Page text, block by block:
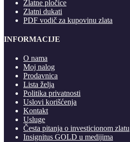
Zlatne pločice
Zlatni dukati
PDF vodič za kupovinu zlata
INFORMACIJE
O nama
Moj nalog
Prodavnica
Lista želja
Politika privatnosti
Uslovi korišćenja
Kontakt
Usluge
Česta pitanja o investicionom zlatu
Insignitus GOLD u medijima